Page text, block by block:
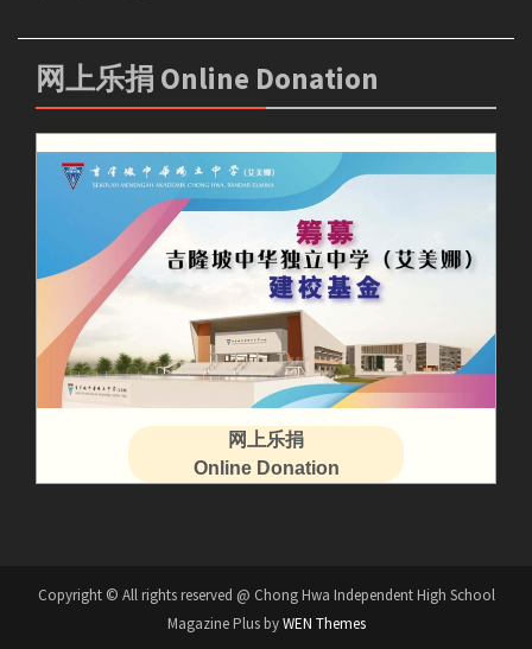
网上乐捐 Online Donation
网上乐捐
Online Donation
Copyright © All rights reserved @ Chong Hwa Independent High School
Magazine Plus byWEN Themes